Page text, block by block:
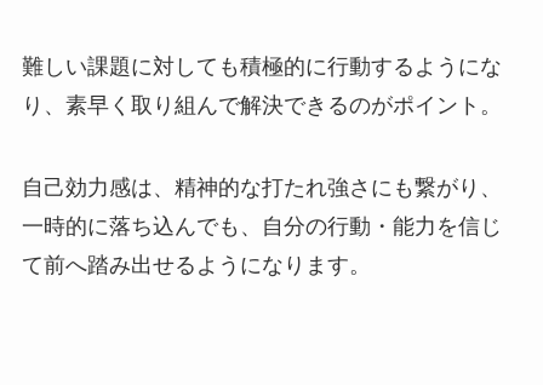
難しい課題に対しても積極的に行動するようにな
り、素早く取り組んで解決できるのがポイント。
自己効力感は、精神的な打たれ強さにも繋がり、
一時的に落ち込んでも、自分の行動・能力を信じ
て前へ踏み出せるようになります。